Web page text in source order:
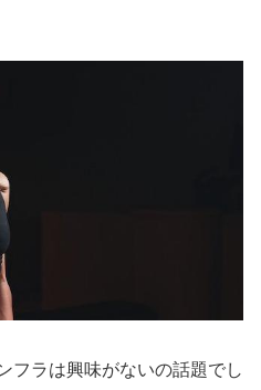
フラは興味がないの話題でし